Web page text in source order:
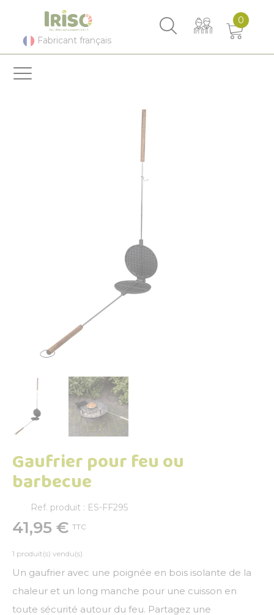
Fabricant français
0
Gaufrier pour feu ou
barbecue
Ref. produit : ES-FF295
41,95 € TTC
1 produit(s) vendu(s)
Un gaufrier avec une poignée en bois isolante de la
chaleur et un long manche pour une cuisson en
toute sécurité autour du feu. Partagez une
Panneau de gestion des cookies